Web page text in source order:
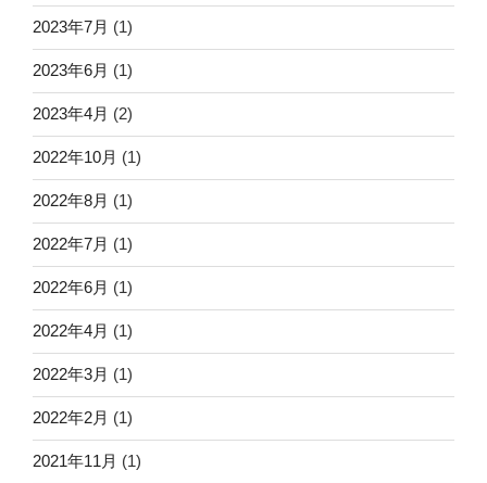
2023年7月 (1)
2023年6月 (1)
2023年4月 (2)
2022年10月 (1)
2022年8月 (1)
2022年7月 (1)
2022年6月 (1)
2022年4月 (1)
2022年3月 (1)
2022年2月 (1)
2021年11月 (1)